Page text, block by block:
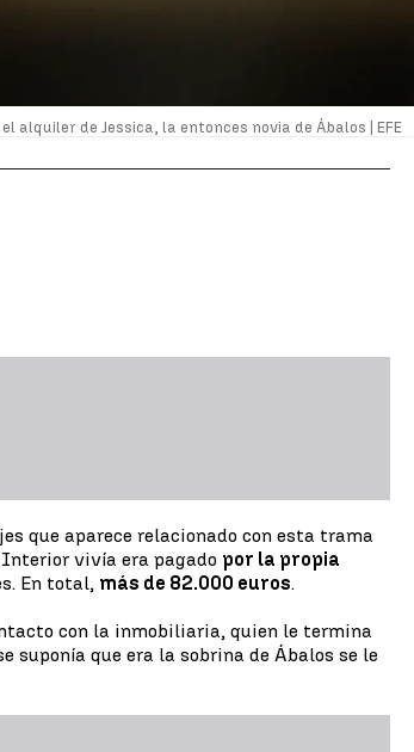
alquiler de Jessica, la entonces novia de Ábalos | EFE
que aparece relacionado con esta trama
vivía era pagado por la propia
En total, más de 82.000 euros.
con la inmobiliaria, quien le termina
suponía que era la sobrina de Ábalos se le